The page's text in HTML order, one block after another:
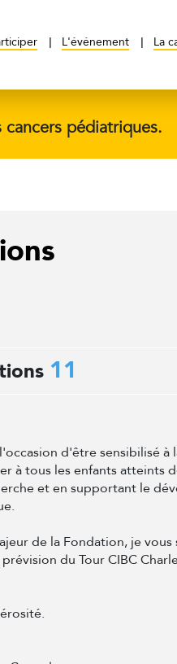
L'événement La
cancers pédiatriques.
11
d'être sensibilisé à
à tous les enfants atteints
et en supportant le
de la Fondation, je
du Tour CIBC